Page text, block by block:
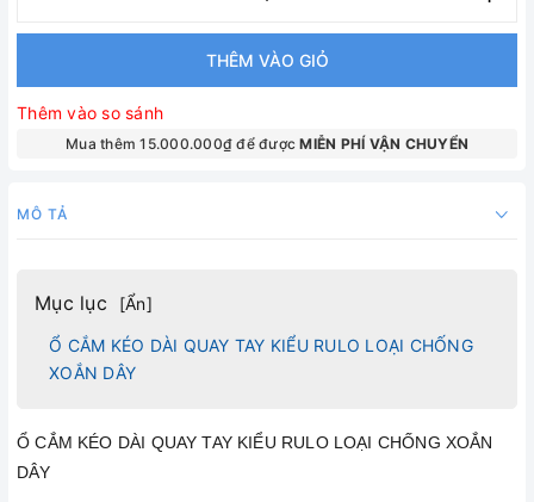
THÊM VÀO GIỎ
Thêm vào so sánh
Mua thêm 15.000.000₫ để đượcMIỄN PHÍ VẬN CHUYỂN
MÔ TẢ
Mục lục [Ẩn]
Ổ CẮM KÉO DÀI QUAY TAY KIỂU RULO LOẠI CHỐNG
XOẮN DÂY
Ổ CẮM KÉO DÀI QUAY TAY KIỂU RULO LOẠI CHỐNG XOẮN
DÂY